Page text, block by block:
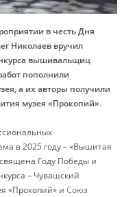
в честь Дня
Николаев вручил
вышивальщиц
пополнили
а их авторы получили
музея «Прокопий».
в 2025 году – «Вышитая
Году Победы и
– Чувашский
«Прокопий» и Союз